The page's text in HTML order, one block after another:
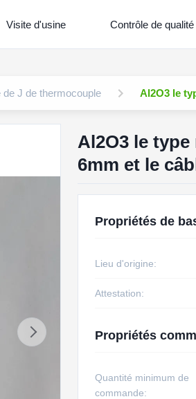
Visite d'usine Contrôle de qualité
de J de thermocouple Al2O3 le
Al2O3 le
6mm et le
Propriétés de
Lieu d'origine:
Attestation:
Propriétés
Quantité minimum de
commande: